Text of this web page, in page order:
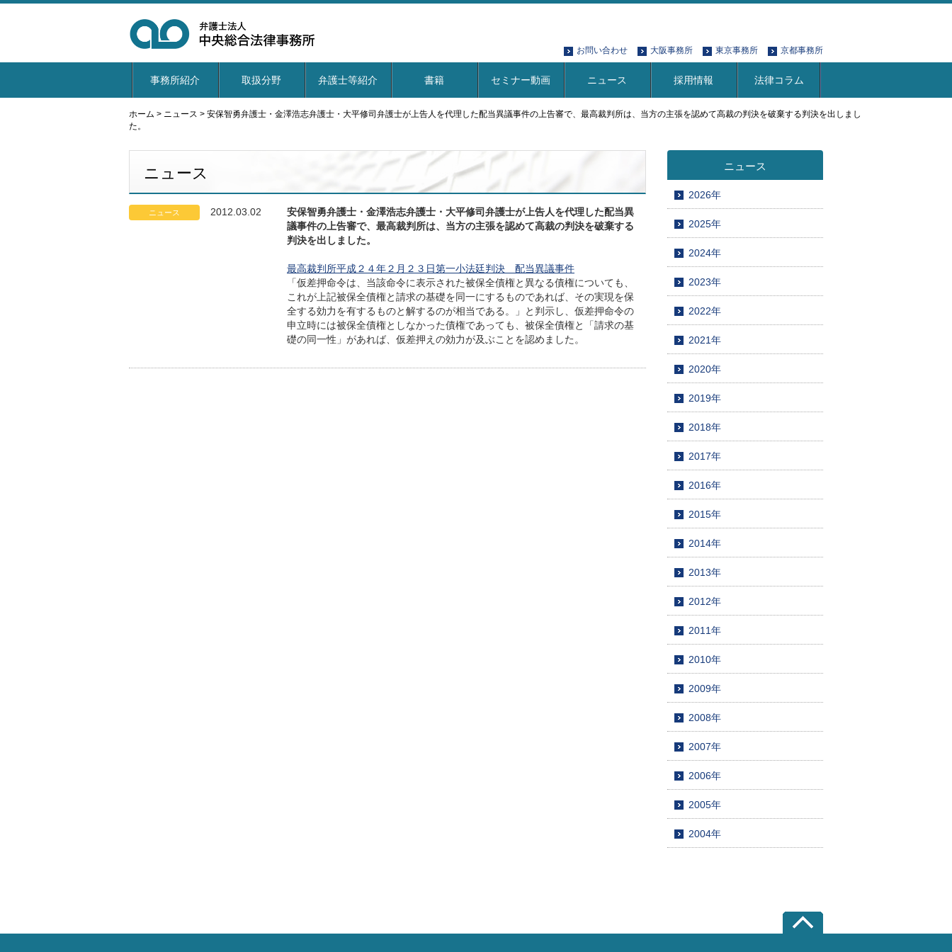
お問い合わせ 大阪事務所 東京事務所 京都事務所
事務所紹介 取扱分野 弁護士等紹介 書籍 セミナー動画 ニュース 採用情報 法律コラム
ホーム > ニュース > 安保智勇弁護士・金澤浩志弁護士・大平修司弁護士が上告人を代理した配当異議事件の上告審で、最高裁判所は、当方の主張を認めて高裁の判決を破棄する判決を出しまし
た。
ニュース
ニュース 2012.03.02
安保智勇弁護士・金澤浩志弁護士・大平修司弁護士が上告人を代理した配当異
議事件の上告審で、最高裁判所は、当方の主張を認めて高裁の判決を破棄する
判決を出しました。
最高裁判所平成２４年２月２３日第一小法廷判決 配当異議事件
「仮差押命令は、当該命令に表示された被保全債権と異なる債権についても、
これが上記被保全債権と請求の基礎を同一にするものであれば、その実現を保
全する効力を有するものと解するのが相当である。」と判示し、仮差押命令の
申立時には被保全債権としなかった債権であっても、被保全債権と「請求の基
礎の同一性」があれば、仮差押えの効力が及ぶことを認めました。
ニュース
2026年
2025年
2024年
2023年
2022年
2021年
2020年
2019年
2018年
2017年
2016年
2015年
2014年
2013年
2012年
2011年
2010年
2009年
2008年
2007年
2006年
2005年
2004年